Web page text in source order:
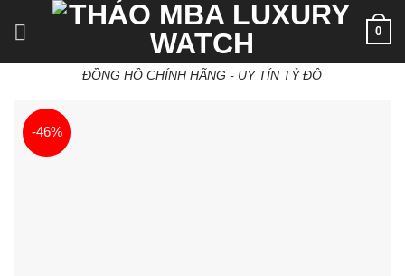
ĐỒNG HỒ CHÍNH HÃNG - UY TÍN TỶ ĐÔ
0
-46%